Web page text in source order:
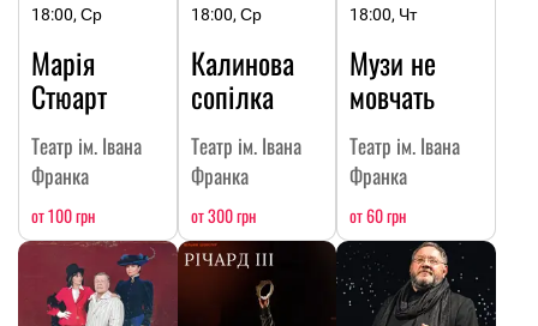
18:00, Ср
Марія
Стюарт
Театр ім. Івана
Франка
от 100 грн
18:00, Ср
Калинова
сопілка
Театр ім. Івана
Франка
от 300 грн
18:00, Чт
Музи не
мовчать
Театр ім. Івана
Франка
от 60 грн